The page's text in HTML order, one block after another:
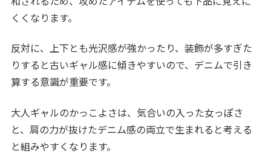
くくなります。
反対に、上下とも光沢感が強かったり、装飾が多すぎた
りすると古いギャル感に傾きやすいので、デニムで引き
算する意識が重要です。
大人ギャルのかっこよさは、気合いの入った女っぽさ
と、肩の力が抜けたデニム感の両立で生まれると考える
と組みやすくなります。